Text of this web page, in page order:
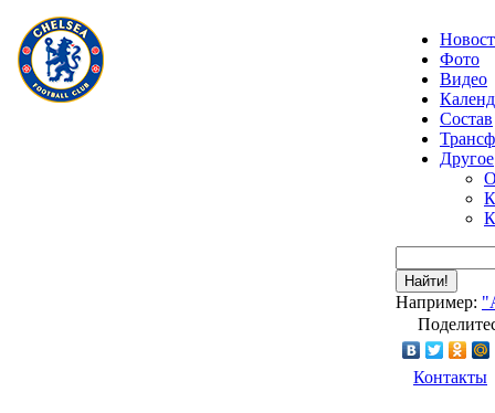
Фото
Видео
Состав
Другое
Найти!
Например:
Контакты